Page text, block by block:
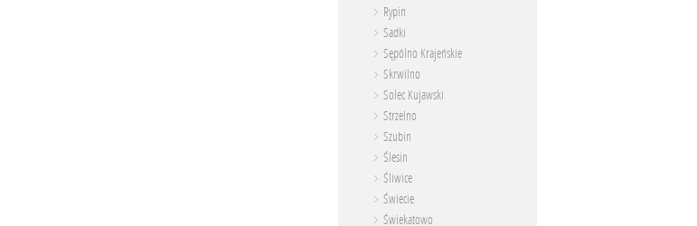
Rypin
Sadki
Sępólno Krajeńskie
Skrwilno
Solec Kujawski
Strzelno
Szubin
Ślesin
Śliwice
Świecie
Świekatowo